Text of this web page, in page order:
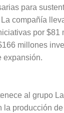
para
compañía
por $81
millones
expansión.
al grupo
la producción